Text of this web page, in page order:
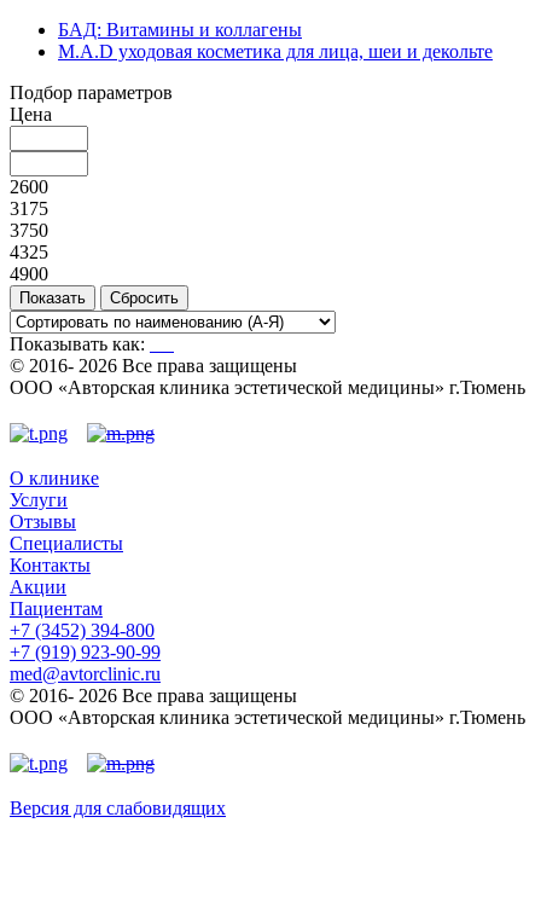
БАД: Витамины и коллагены
M.A.D уходовая косметика для лица, шеи и декольте
Подбор параметров
Цена
2600
3175
3750
4325
4900
Показывать как:
© 2016- 2026 Все права защищены
ООО «Авторская клиника эстетической медицины» г.Тюмень
О клинике
Услуги
Отзывы
Специалисты
Контакты
Акции
Пациентам
+7 (3452) 394-800
+7 (919) 923-90-99
med@avtorclinic.ru
© 2016- 2026 Все права защищены
ООО «Авторская клиника эстетической медицины» г.Тюмень
Версия для слабовидящих